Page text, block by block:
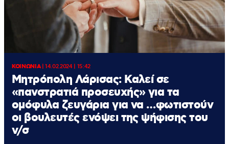
ΚΟΙΝΩΝΙΑ|14.02.2024 | 15:42
Μητρόπολη Λάρισας: Καλεί σε
«πανστρατιά προσευχής» για τα
ομόφυλα ζευγάρια για να …φωτιστούν
οι βουλευτές ενόψει της ψήφισης του
ν/σ